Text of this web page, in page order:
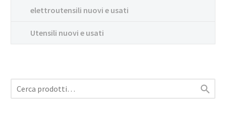
elettroutensili nuovi e usati
Utensili nuovi e usati
